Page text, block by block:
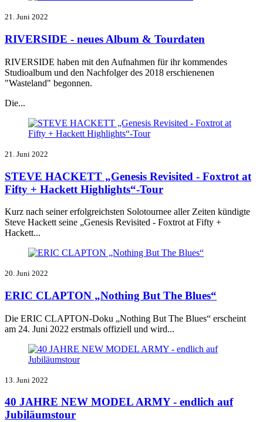
21. Juni 2022
RIVERSIDE - neues Album & Tourdaten
RIVERSIDE haben mit den Aufnahmen für ihr kommendes
Studioalbum und den Nachfolger des 2018 erschienenen
"Wasteland" begonnen.
Die...
21. Juni 2022
STEVE HACKETT „Genesis Revisited - Foxtrot at
Fifty + Hackett Highlights“-Tour
Kurz nach seiner erfolgreichsten Solotournee aller Zeiten kündigte
Steve Hackett seine „Genesis Revisited - Foxtrot at Fifty +
Hackett...
20. Juni 2022
ERIC CLAPTON „Nothing But The Blues“
Die ERIC CLAPTON-Doku „Nothing But The Blues“ erscheint
am 24. Juni 2022 erstmals offiziell und wird...
13. Juni 2022
40 JAHRE NEW MODEL ARMY - endlich auf
Jubiläumstour